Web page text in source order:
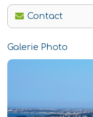
Contact
Galerie Photo